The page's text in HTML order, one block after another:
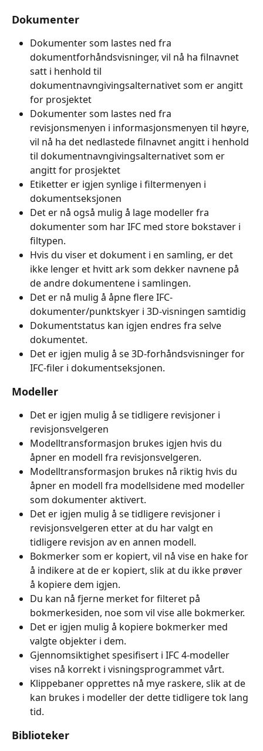
Dokumenter
Dokumenter som lastes ned fra
dokumentforhåndsvisninger, vil nå ha filnavnet
satt i henhold til
dokumentnavngivingsalternativet som er angitt
for prosjektet
Dokumenter som lastes ned fra
revisjonsmenyen i informasjonsmenyen til høyre,
vil nå ha det nedlastede filnavnet angitt i henhold
til dokumentnavngivingsalternativet som er
angitt for prosjektet
Etiketter er igjen synlige i filtermenyen i
dokumentseksjonen
Det er nå også mulig å lage modeller fra
dokumenter som har IFC med store bokstaver i
filtypen.
Hvis du viser et dokument i en samling, er det
ikke lenger et hvitt ark som dekker navnene på
de andre dokumentene i samlingen.
Det er nå mulig å åpne flere IFC-
dokumenter/punktskyer i 3D-visningen samtidig
Dokumentstatus kan igjen endres fra selve
dokumentet.
Det er igjen mulig å se 3D-forhåndsvisninger for
IFC-filer i dokumentseksjonen.
Modeller
Det er igjen mulig å se tidligere revisjoner i
revisjonsvelgeren
Modelltransformasjon brukes igjen hvis du
åpner en modell fra revisjonsvelgeren.
Modelltransformasjon brukes nå riktig hvis du
åpner en modell fra modellsidene med modeller
som dokumenter aktivert.
Det er igjen mulig å se tidligere revisjoner i
revisjonsvelgeren etter at du har valgt en
tidligere revisjon av en annen modell.
Bokmerker som er kopiert, vil nå vise en hake for
å indikere at de er kopiert, slik at du ikke prøver
å kopiere dem igjen.
Du kan nå fjerne merket for filteret på
bokmerkesiden, noe som vil vise alle bokmerker.
Det er igjen mulig å kopiere bokmerker med
valgte objekter i dem.
Gjennomsiktighet spesifisert i IFC 4-modeller
vises nå korrekt i visningsprogrammet vårt.
Klippebaner opprettes nå mye raskere, slik at de
kan brukes i modeller der dette tidligere tok lang
tid.
Biblioteker